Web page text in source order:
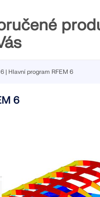
| Hlavní program RFEM 6
6